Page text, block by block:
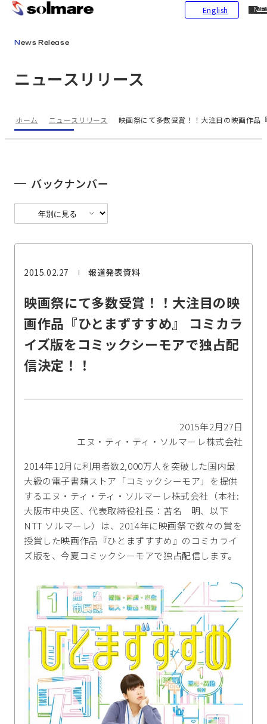
English
ニュースリリース
News Release
ホーム ニュースリリース 映画祭にて多数受賞！！大注目の映画作品
2015.02.27 報道発表資料
映画祭にて多数受賞！！大注目の映
画作品『ひとまずすすめ』 コミカラ
イズ版をコミックシーモアで独占配
信決定！！
2015年2月27日
エヌ・ティ・ティ・ソルマーレ株式会社
2014年12月に利用者数2,000万人を突破した国内最
大級の電子書籍ストア「コミックシーモア」を提供
するエヌ・ティ・ティ・ソルマーレ株式会社（本社:
大阪市中央区、代表取締役社長：苫名 明、以下
NTT ソルマーレ）は、2014年に映画祭で数々の賞を
授賞した映画作品『ひとまずすすめ』のコミカライ
ズ版を、今夏コミックシーモアで独占配信します。
バックナンバー